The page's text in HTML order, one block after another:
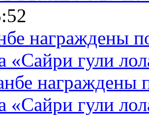
награждены
«Сайри гули